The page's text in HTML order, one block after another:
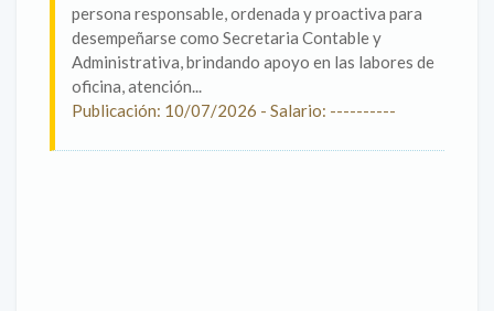
persona responsable, ordenada y proactiva para
desempeñarse como Secretaria Contable y
Administrativa, brindando apoyo en las labores de
oficina, atención...
Publicación: 10/07/2026 - Salario: ----------